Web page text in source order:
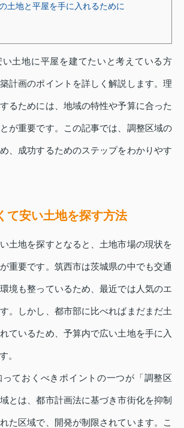
土地と平屋を手に入れるために
土地に平屋を建てたいと考えている方
計画のポイントを詳しく解説します。理
るためには、地域の特性や予算に合った
が重要です。この記事では、調整区域の
、成功するためのステップをわかりやす
て安い土地を探す方法
土地を探すとなると、土地市場の現状を
重要です。筑西市は茨城県の中でも交通
境も整っているため、最近では人気のエ
。しかし、都市部に比べればまだまだ土
ているため、予算内で広い土地を手に入
。
ておくべきポイントの一つが「調整区
とは、都市計画法に基づき市街化を抑制
た区域で、開発が制限されています。こ